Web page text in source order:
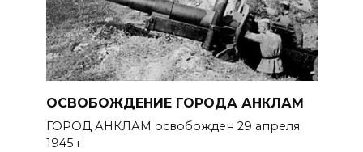
ОСВОБОЖДЕНИЕ ГОРОДА АНКЛАМ
ГОРОД АНКЛАМ освобожден 29 апреля
1945 г.